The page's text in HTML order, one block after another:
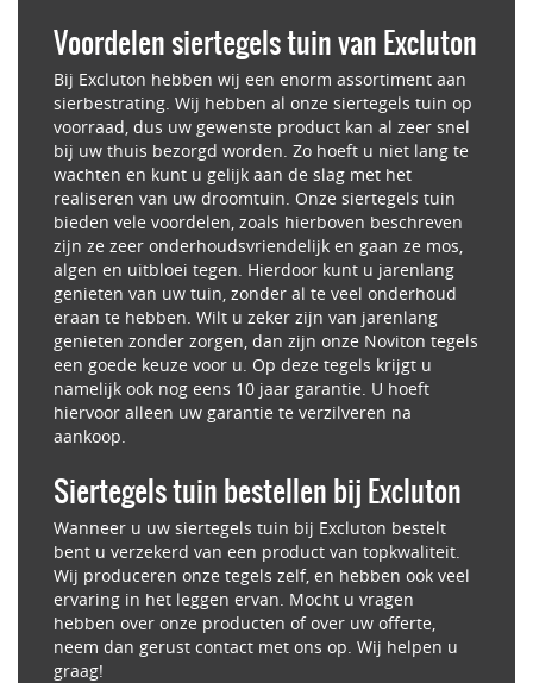
Voordelen siertegels tuin van Excluton
Bij Excluton hebben wij een enorm assortiment aan
sierbestrating. Wij hebben al onze siertegels tuin op
voorraad, dus uw gewenste product kan al zeer snel
bij uw thuis bezorgd worden. Zo hoeft u niet lang te
wachten en kunt u gelijk aan de slag met het
realiseren van uw droomtuin. Onze siertegels tuin
bieden vele voordelen, zoals hierboven beschreven
zijn ze zeer onderhoudsvriendelijk en gaan ze mos,
algen en uitbloei tegen. Hierdoor kunt u jarenlang
genieten van uw tuin, zonder al te veel onderhoud
eraan te hebben. Wilt u zeker zijn van jarenlang
genieten zonder zorgen, dan zijn onze Noviton tegels
een goede keuze voor u. Op deze tegels krijgt u
namelijk ook nog eens 10 jaar garantie. U hoeft
hiervoor alleen uw garantie te verzilveren na
aankoop.
Siertegels tuin bestellen bij Excluton
Wanneer u uw siertegels tuin bij Excluton bestelt
bent u verzekerd van een product van topkwaliteit.
Wij produceren onze tegels zelf, en hebben ook veel
ervaring in het leggen ervan. Mocht u vragen
hebben over onze producten of over uw offerte,
neem dan gerust contact met ons op. Wij helpen u
graag!